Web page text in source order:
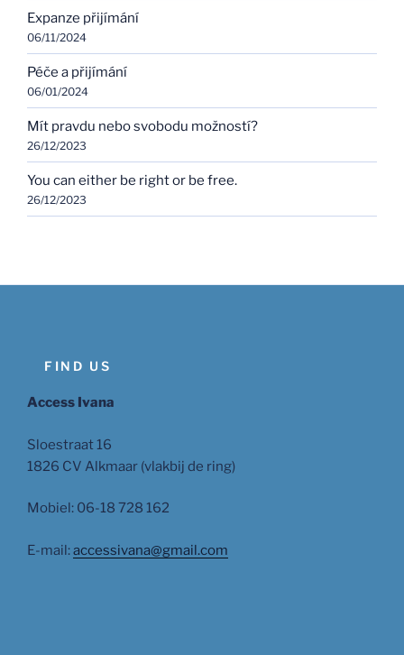
Expanze přijímání
06/11/2024
Péče a přijímání
06/01/2024
Mít pravdu nebo svobodu možností?
26/12/2023
You can either be right or be free.
26/12/2023
FIND US
Access Ivana
Sloestraat 16
1826 CV Alkmaar (vlakbij de ring)
Mobiel: 06-18 728 162
E-mail:accessivana@gmail.com